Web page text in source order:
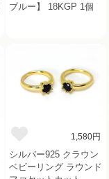
ブルー】 18KGP 1個
1,580円
シルバー925 クラウン
ベビーリング ラウンド